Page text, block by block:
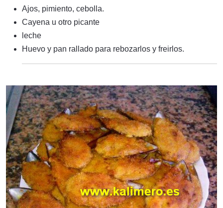
Ajos, pimiento, cebolla.
Cayena u otro picante
leche
Huevo y pan rallado para rebozarlos y freirlos.